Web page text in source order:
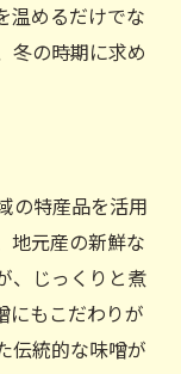
温めるだけでな
冬の時期に求め
の特産品を活用
地元産の新鮮な
、じっくりと煮
にもこだわりが
伝統的な味噌が